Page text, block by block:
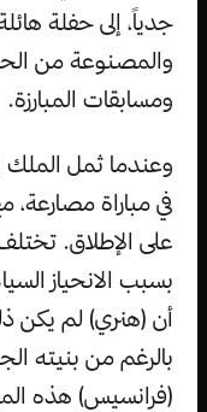
جدياً، إلى حفلة
والمصنوعة من
ومسابقات المبارزة.
وعندما ثمل الملك
في مباراة مصارعة،
على الإطلاق.
بسبب الانحياز
أن (هنري) لم يكن
بالرغم من بنيته
(فرانسيس) هذه